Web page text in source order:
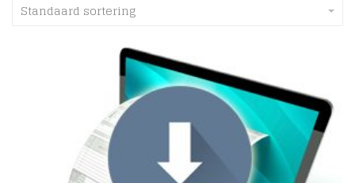
Standaard sortering